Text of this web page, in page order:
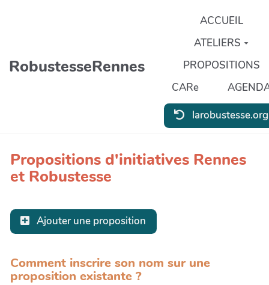
RobustesseRennes
ACCUEIL
ATELIERS
PROPOSITIONS
CARe
larobustesse.org
Propositions d'initiatives Rennes
et Robustesse
Ajouter une proposition
Comment inscrire son nom sur une
proposition existante ?